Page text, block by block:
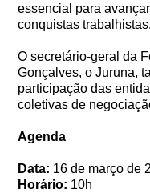
essencial para
conquistas trabalhistas.
O secretário-geral da
Gonçalves, o Juruna,
participação das
coletivas de
Agenda
Data: 16 de março de
Horário: 10h